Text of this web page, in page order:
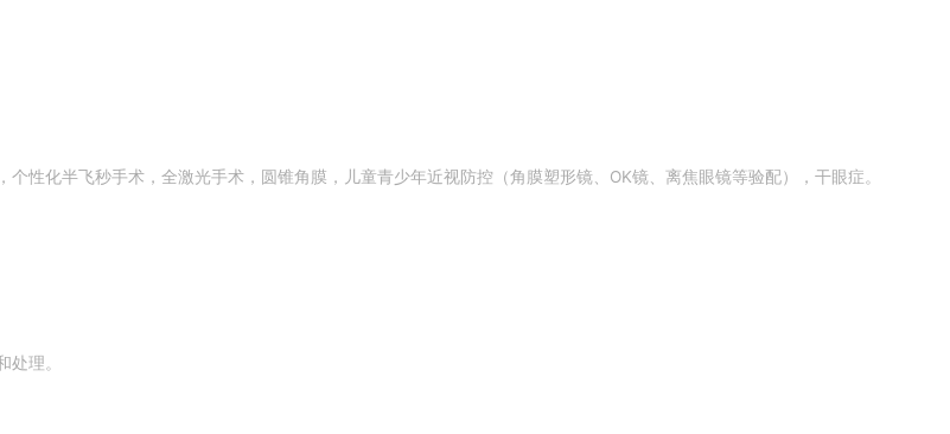
性化半飞秒手术，全激光手术，圆锥角膜，儿童青少年近视防控（角膜塑形镜、OK镜、离焦眼镜等验配），干眼症。
理。